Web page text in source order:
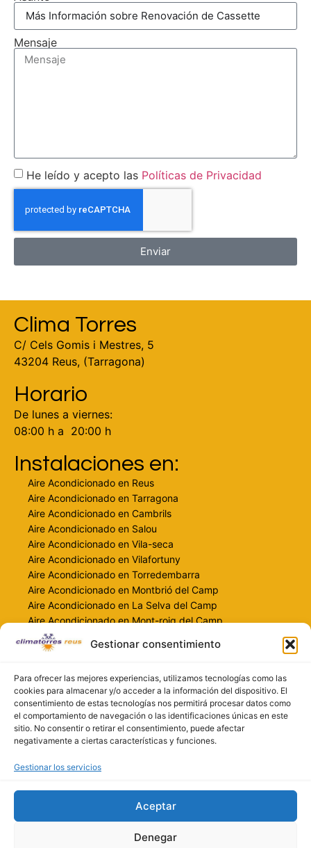
Gestionar consentimiento
Para ofrecer las mejores experiencias, utilizamos tecnologías como las
cookies para almacenar y/o acceder a la información del dispositivo. El
consentimiento de estas tecnologías nos permitirá procesar datos como
el comportamiento de navegación o las identificaciones únicas en este
sitio. No consentir o retirar el consentimiento, puede afectar
negativamente a ciertas características y funciones.
Gestionar los servicios
Aceptar
Denegar
Mensaje
He leído y acepto las Políticas de Privacidad
Enviar
Clima Torres
C/ Cels Gomis i Mestres, 5
43204 Reus, (Tarragona)
Horario
De lunes a viernes:
08:00 h a 20:00 h
Instalaciones en:
Aire Acondicionado en Reus
Aire Acondicionado en Tarragona
Aire Acondicionado en Cambrils
Aire Acondicionado en Salou
Aire Acondicionado en Vila-seca
Aire Acondicionado en Vilafortuny
Aire Acondicionado en Torredembarra
Aire Acondicionado en Montbrió del Camp
Aire Acondicionado en La Selva del Camp
Aire Acondicionado en Mont-roig del Camp
Contacto
info@climatorresreus.com
697 259 478
616 551 690
climatorresreus.com